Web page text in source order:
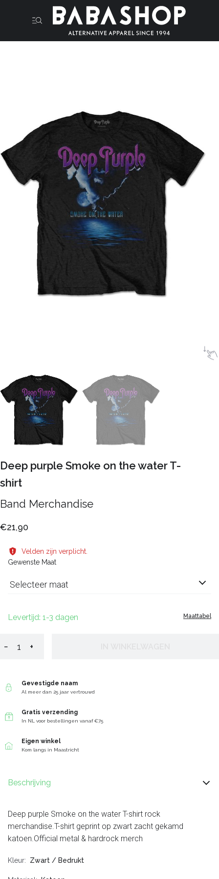
Deep purple Smoke on the water T-
shirt
Band Merchandise
€21,90
Velden zijn verplicht.
Gewenste Maat
Selecteer maat
Maattabel
Levertijd: 1-3 dagen
− +
Gevestigde naam
Al meer dan 25 jaar vertrouwd
Gratis verzending
In NL voor bestellingen vanaf €75
Eigen winkel
Kom langs in Maastricht
Beschrijving
Deep purple Smoke on the water T-shirt rock
merchandise.T-shirt geprint op zwart zacht gekamd
katoen.Official metal & hardrock merch
Kleur Zwart / Bedrukt